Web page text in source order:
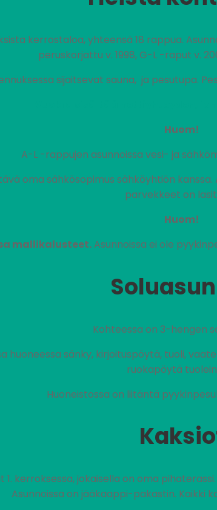
kerrostaloa, yhteensä 18 rappua.
peruskorjattu v. 1998, G-L -raput v.
sijaitsevat sauna, ja pesutupa.
Huom!
A-L -rappujen asunnoissa vesi- ja
oma sähkösopimus sähköyhtiön
parvekkeet on
Huom!
mallikalusteet.Asunnoissa ei ole
Kohteessa on 3-hengen
huoneessa sänky, kirjoituspöytä, tuoli,
ruokapöytä
Huoneistossa on liitäntä
kerroksessa, jokaisella on oma
Asunnoissa on jääkaappi-pakastin. Kaikki